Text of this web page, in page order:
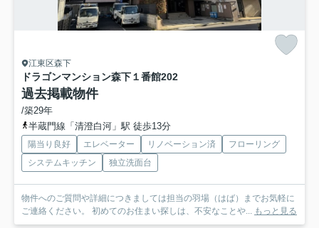
江東区森下
ドラゴンマンション森下１番館202
過去掲載物件
/築29年
半蔵門線「清澄白河」駅 徒歩13分
陽当り良好 エレベーター リノベーション済
フローリング
システムキッチン
独立洗面台
物件へのご質問や詳細につきましては担当の羽場（はば）までお気軽に
ご連絡ください。 初めてのお住まい探しは、不安なことや... もっと見る